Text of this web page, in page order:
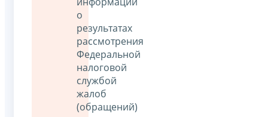
о
результатах
рассмотрения
Федеральной
налоговой
службой
жалоб
(обращений)